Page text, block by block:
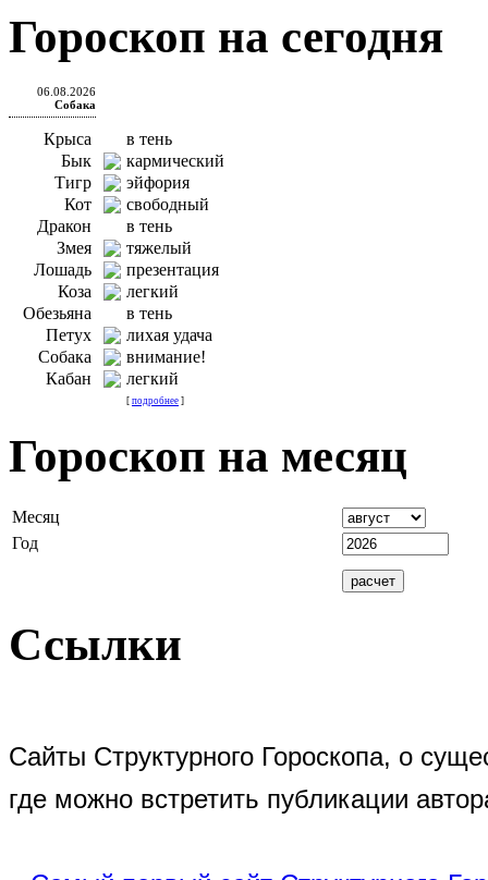
Гороскоп на сегодня
06.08.2026
Собака
Крыса
в тень
Бык
кармический
Тигр
эйфория
Кот
свободный
Дракон
в тень
Змея
тяжелый
Лошадь
презентация
Коза
легкий
Обезьяна
в тень
Петух
лихая удача
Собака
внимание!
Кабан
легкий
[ подробнее ]
Гороскоп на месяц
Месяц
Год
Ссылки
Сайты Структурного Гороскопа, о
где можно встретить публикации